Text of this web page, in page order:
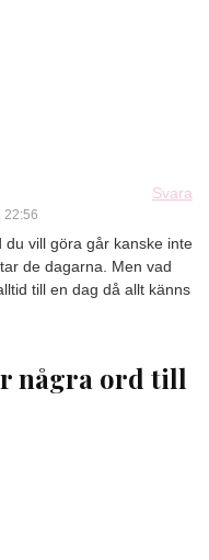
22:56
Svara
vill göra går kanske inte
de dagarna. Men vad
till en dag då allt känns
några ord till